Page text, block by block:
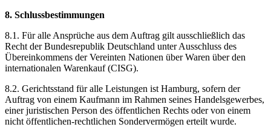
8. Schlussbestimmungen
8.1. Für alle Ansprüche aus dem Auftrag gilt ausschließlich das
Recht der Bundesrepublik Deutschland unter Ausschluss des
Übereinkommens der Vereinten Nationen über Waren über den
internationalen Warenkauf (CISG).
8.2. Gerichtsstand für alle Leistungen ist Hamburg, sofern der
Auftrag von einem Kaufmann im Rahmen seines Handelsgewerbes,
einer juristischen Person des öffentlichen Rechts oder von einem
nicht öffentlichen-rechtlichen Sondervermögen erteilt wurde.